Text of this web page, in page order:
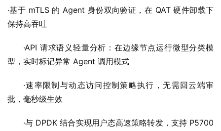
·基于 mTLS 的 Agent 身份双向验证，在 QAT 硬件卸载下
保持高吞吐
·API 请求语义轻量分析：在边缘节点运行微型分类模
型，实时标记异常 Agent 调用模式
·速率限制与动态访问控制策略执行，无需回云端审
批，毫秒级生效
·与 DPDK 结合实现用户态高速策略转发，支持 P5700